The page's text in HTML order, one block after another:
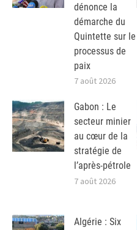
dénonce la
démarche du
Quintette sur le
processus de
paix
7 août 2026
Gabon : Le
secteur minier
au cœur de la
stratégie de
l’après-pétrole
7 août 2026
Algérie : Six